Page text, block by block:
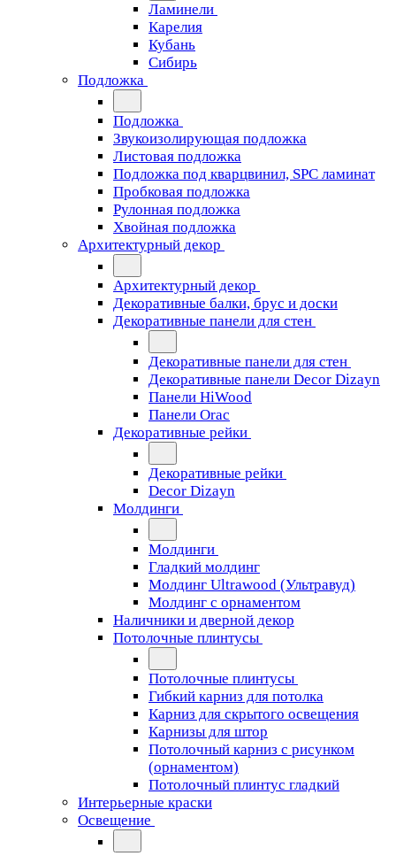
Ламинели
Карелия
Кубань
Сибирь
Подложка
Подложка
Звукоизолирующая подложка
Листовая подложка
Подложка под кварцвинил, SPC ламинат
Пробковая подложка
Рулонная подложка
Хвойная подложка
Архитектурный декор
Архитектурный декор
Декоративные балки, брус и доски
Декоративные панели для стен
Декоративные панели для стен
Декоративные панели Decor Dizayn
Панели HiWood
Панели Orac
Декоративные рейки
Декоративные рейки
Decor Dizayn
Молдинги
Молдинги
Гладкий молдинг
Молдинг Ultrawood (Ультравуд)
Молдинг с орнаментом
Наличники и дверной декор
Потолочные плинтусы
Потолочные плинтусы
Гибкий карниз для потолка
Карниз для скрытого освещения
Карнизы для штор
Потолочный карниз с рисунком
(орнаментом)
Потолочный плинтус гладкий
Интерьерные краски
Освещение